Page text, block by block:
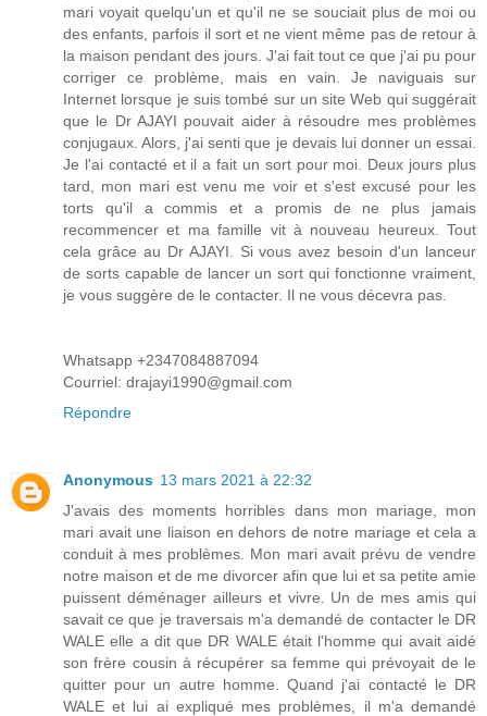
mari voyait quelqu'un et qu'il ne se souciait plus de moi ou
des enfants, parfois il sort et ne vient même pas de retour à
la maison pendant des jours. J'ai fait tout ce que j'ai pu pour
corriger ce problème, mais en vain. Je naviguais sur
Internet lorsque je suis tombé sur un site Web qui suggérait
que le Dr AJAYI pouvait aider à résoudre mes problèmes
conjugaux. Alors, j'ai senti que je devais lui donner un essai.
Je l'ai contacté et il a fait un sort pour moi. Deux jours plus
tard, mon mari est venu me voir et s'est excusé pour les
torts qu'il a commis et a promis de ne plus jamais
recommencer et ma famille vit à nouveau heureux. Tout
cela grâce au Dr AJAYI. Si vous avez besoin d'un lanceur
de sorts capable de lancer un sort qui fonctionne vraiment,
je vous suggère de le contacter. Il ne vous décevra pas.
Whatsapp +2347084887094
Courriel: drajayi1990@gmail.com
Répondre
Anonymous 13 mars 2021 à 22:32
J'avais des moments horribles dans mon mariage, mon
mari avait une liaison en dehors de notre mariage et cela a
conduit à mes problèmes. Mon mari avait prévu de vendre
notre maison et de me divorcer afin que lui et sa petite amie
puissent déménager ailleurs et vivre. Un de mes amis qui
savait ce que je traversais m'a demandé de contacter le DR
WALE elle a dit que DR WALE était l'homme qui avait aidé
son frère cousin à récupérer sa femme qui prévoyait de le
quitter pour un autre homme. Quand j'ai contacté le DR
WALE et lui ai expliqué mes problèmes, il m'a demandé